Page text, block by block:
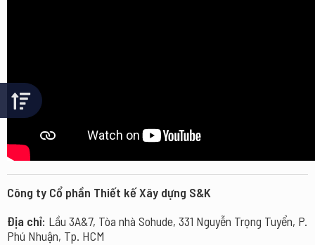
Công ty Cổ phần Thiết kế Xây dựng S&K
Địa chỉ: Lầu 3A&7, Tòa nhà Sohude, 331 Nguyễn Trọng Tuyển, P.
Phú Nhuận, Tp. HCM